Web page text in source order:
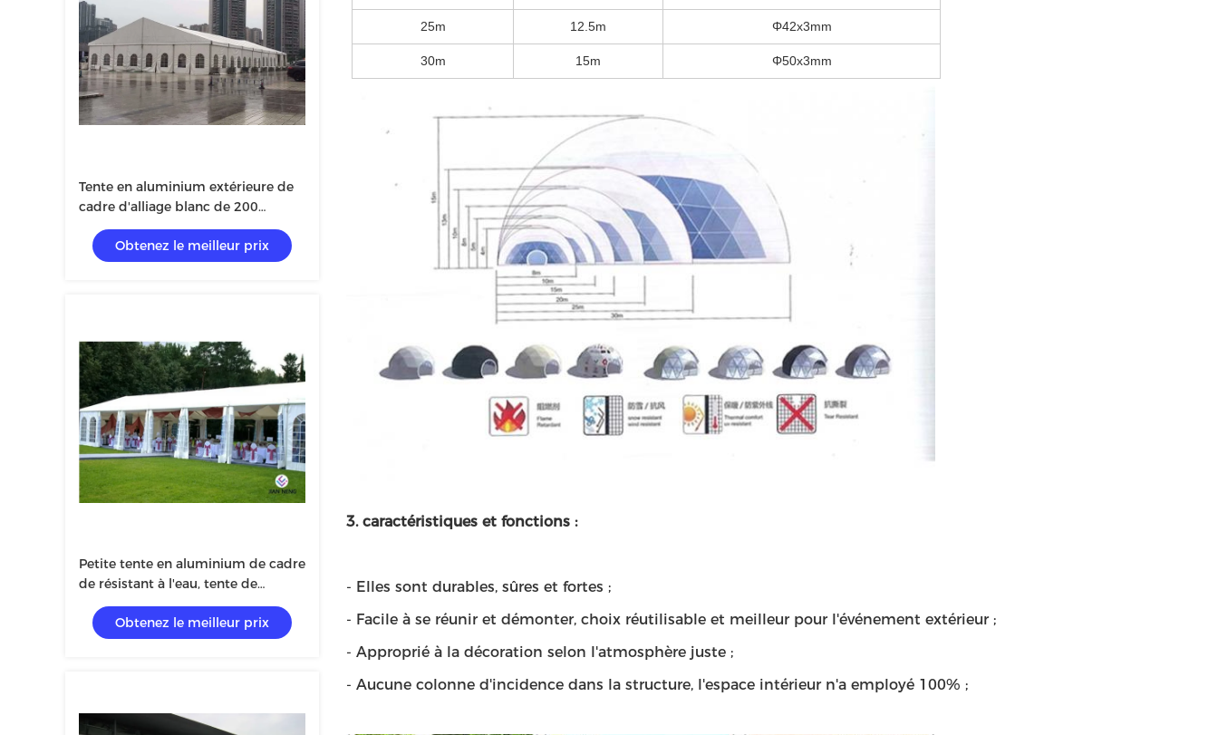
Tente en aluminium extérieure de
cadre d'alliage blanc de 200
personnes pour l'église ou tout
autre événement
Obtenez le meilleur prix
Petite tente en aluminium de cadre
de résistant à l'eau, tente de
mariage de largeur de 12m
Obtenez le meilleur prix
25m 12.5m Φ42x3mm
30m 15m Φ50x3mm
3. caractéristiques et fonctions :
- Elles sont durables, sûres et fortes ;
- Facile à se réunir et démonter, choix réutilisable et meilleur pour l'événement extérieur ;
- Approprié à la décoration selon l'atmosphère juste ;
- Aucune colonne d'incidence dans la structure, l'espace intérieur n'a employé 100% ;